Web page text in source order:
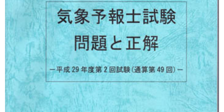
特定商取引法表記
お問い合わせ